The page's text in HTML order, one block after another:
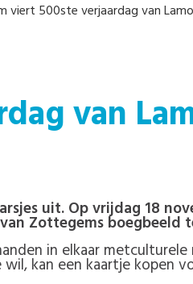
500ste verjaardag van
van
uit. Op vrijdag 18
Zottegems boegbeeld
in elkaar
kan een kaartje kopen